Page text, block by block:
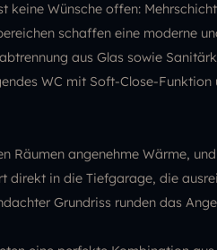
keine Wünsche offen:
schaffen eine moderne
aus Glas sowie
WC mit Soft-Close-
Räumen angenehme Wärme,
direkt in die Tiefgarage, die
Grundriss runden das